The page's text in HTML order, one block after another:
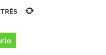
TRÊS